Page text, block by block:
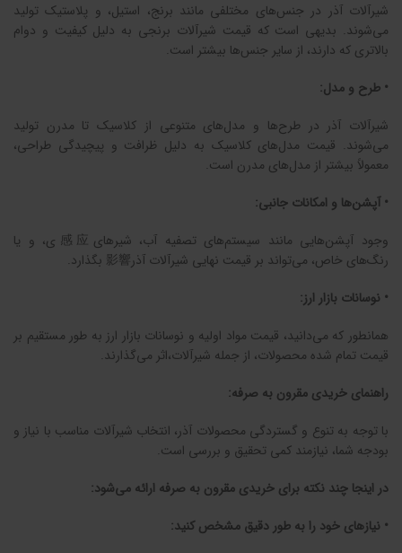
شیرآلات آذر در جنس‌های مختلفی مانند برنج، استیل، و پلاستیک تولید
می‌شوند. بدیهی است که قیمت شیرآلات برنجی به دلیل کیفیت و دوام
بالاتری که دارند، از سایر جنس‌ها بیشتر است.
• طرح و مدل:
شیرآلات آذر در طرح‌ها و مدل‌های متنوعی از کلاسیک تا مدرن تولید
می‌شوند. قیمت مدل‌های کلاسیک به دلیل ظرافت و پیچیدگی طراحی،
معمولاً بیشتر از مدل‌های مدرن است.
• آپشن‌ها و امکانات جانبی:
وجود آپشن‌هایی مانند سیستم‌های تصفیه آب، شیرهای感应ی، و یا
رنگ‌های خاص، می‌تواند بر قیمت نهایی شیرآلات آذر影響 بگذارد.
• نوسانات بازار ارز:
همانطور که می‌دانید، قیمت مواد اولیه و نوسانات بازار ارز به طور مستقیم بر
قیمت تمام شده محصولات، از جمله شیرآلات،اثر می‌گذارند.
راهنمای خریدی مقرون به صرفه:
با توجه به تنوع و گستردگی محصولات آذر، انتخاب شیرآلات مناسب با نیاز و
بودجه شما، نیازمند کمی تحقیق و بررسی است.
در اینجا چند نکته برای خریدی مقرون به صرفه ارائه می‌شود:
• نیازهای خود را به طور دقیق مشخص کنید: